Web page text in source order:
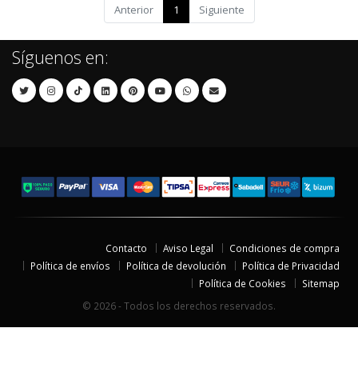
Anterior 1 Siguiente
Síguenos en:
Contacto Aviso Legal
Condiciones de compra
Política de envíos
Política de devolución
Política de Privacidad
Política de Cookies
Sitemap
© 2026 - Todos los derechos reservados.